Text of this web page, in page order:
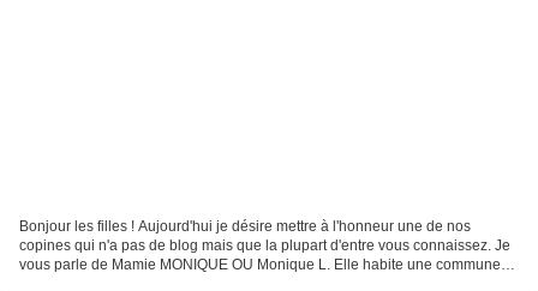
Bonjour les filles ! Aujourd'hui je désire mettre à l'honneur une de nos
copines qui n'a pas de blog mais que la plupart d'entre vous connaissez. Je
vous parle de Mamie MONIQUE OU Monique L. Elle habite une commune